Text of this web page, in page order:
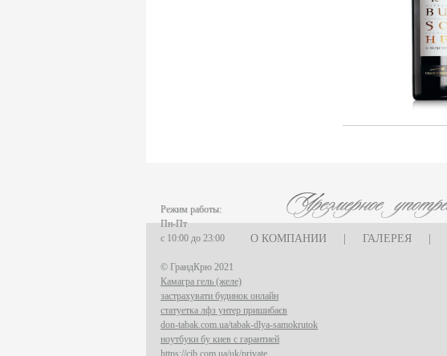
О КОМПАНИИ ГАЛЕРЕЯ
Режим работы:
Пн-Пт
с 10:00 до 23:00
© ГрандКрю 2021
Камагра гель (желе)
застрахувати будинок онлайн
статуетка лфз унтер пришибаєв
don-tabak.com.ua/tabak-dlya-samokrutok
ноутбуки бу киев с гарантией
https://cib.com.ua/uk/private